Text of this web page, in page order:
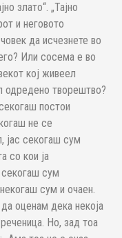
злато“. „Тајно
и неговото
да исчезнете во
Или сосема е во
кој живеел
одредено творештво?
постои
не се
јас секогаш сум
со кои ја
секогаш сум
сум и очаен.
оценам дека некоја
Но, зад тоа